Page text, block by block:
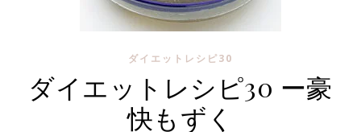
ダイエットレシピ30
ダイエットレシピ30 ー豪
快もずく